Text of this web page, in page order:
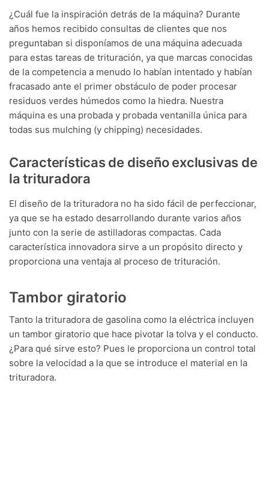
¿Cuál fue la inspiración detrás de la máquina? Durante
años hemos recibido consultas de clientes que nos
preguntaban si disponíamos de una máquina adecuada
para estas tareas de trituración, ya que marcas conocidas
de la competencia a menudo lo habían intentado y habían
fracasado ante el primer obstáculo de poder procesar
residuos verdes húmedos como la hiedra. Nuestra
máquina es una probada y probada ventanilla única para
todas sus mulching (y chipping) necesidades.
Características de diseño exclusivas de
la trituradora
El diseño de la trituradora no ha sido fácil de perfeccionar,
ya que se ha estado desarrollando durante varios años
junto con la serie de astilladoras compactas. Cada
característica innovadora sirve a un propósito directo y
proporciona una ventaja al proceso de trituración.
Tambor giratorio
Tanto la trituradora de gasolina como la eléctrica incluyen
un tambor giratorio que hace pivotar la tolva y el conducto.
¿Para qué sirve esto? Pues le proporciona un control total
sobre la velocidad a la que se introduce el material en la
trituradora.